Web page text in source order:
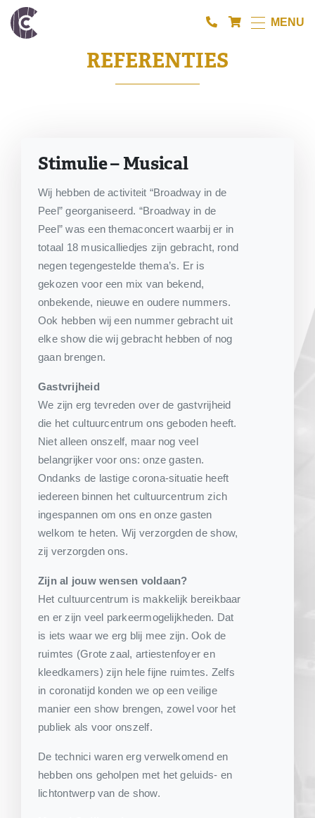
MENU
REFERENTIES
Stimulie – Musical
Wij hebben de activiteit “Broadway in de
Peel” georganiseerd. “Broadway in de
Peel” was een themaconcert waarbij er in
totaal 18 musicalliedjes zijn gebracht, rond
negen tegengestelde thema’s. Er is
gekozen voor een mix van bekend,
onbekende, nieuwe en oudere nummers.
Ook hebben wij een nummer gebracht uit
elke show die wij gebracht hebben of nog
gaan brengen.
Gastvrijheid
We zijn erg tevreden over de gastvrijheid
die het cultuurcentrum ons geboden heeft.
Niet alleen onszelf, maar nog veel
belangrijker voor ons: onze gasten.
Ondanks de lastige corona-situatie heeft
iedereen binnen het cultuurcentrum zich
ingespannen om ons en onze gasten
welkom te heten. Wij verzorgden de show,
zij verzorgden ons.
Zijn al jouw wensen voldaan?
Het cultuurcentrum is makkelijk bereikbaar
en er zijn veel parkeermogelijkheden. Dat
is iets waar we erg blij mee zijn. Ook de
ruimtes (Grote zaal, artiestenfoyer en
kleedkamers) zijn hele fijne ruimtes. Zelfs
in coronatijd konden we op een veilige
manier een show brengen, zowel voor het
publiek als voor onszelf.
De technici waren erg verwelkomend en
hebben ons geholpen met het geluids- en
lichtontwerp van de show.